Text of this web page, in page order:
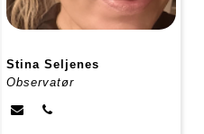
Stina Seljenes
Observatør